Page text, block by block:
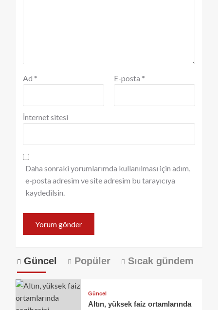
Ad * E-posta *
İnternet sitesi
Daha sonraki yorumlarımda kullanılması için adım,
e-posta adresim ve site adresim bu tarayıcıya
kaydedilsin.
Güncel Popüler Sıcak gündem
Güncel
Altın, yüksek faiz ortamlarında